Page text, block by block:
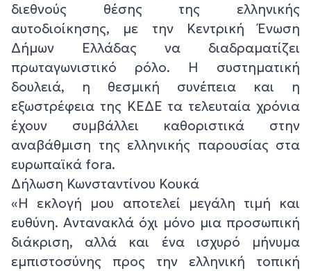
διεθνούς θέσης της ελληνικής
αυτοδιοίκησης, με την Κεντρική Ένωση
Δήμων Ελλάδας να διαδραματίζει
πρωταγωνιστικό ρόλο. Η συστηματική
δουλειά, η θεσμική συνέπεια και η
εξωστρέφεια της ΚΕΔΕ τα τελευταία χρόνια
έχουν συμβάλλει καθοριστικά στην
αναβάθμιση της ελληνικής παρουσίας στα
ευρωπαϊκά fora.
Δήλωση Κωνσταντίνου Κουκά
«Η εκλογή μου αποτελεί μεγάλη τιμή και
ευθύνη. Αντανακλά όχι μόνο μια προσωπική
διάκριση, αλλά και ένα ισχυρό μήνυμα
εμπιστοσύνης προς την ελληνική τοπική